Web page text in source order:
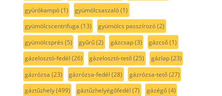
gyúrókampó(1) gyümölcsaszaló(1)
gyümölcscentrifuga (13) gyümölcs passzírozó(2)
gyümölcsprés (5) gyűrű(2) gázcsap(3) gázcső(1)
gázelosztó-fedél (26) gázelosztó-tető(25) gázlap(23)
gázrózsa (23) gázrózsa-fedél (28) gázrózsa-tető(27)
gáztűzhely(499) gáztűzhelyégőfedél (7) gázégő(4)